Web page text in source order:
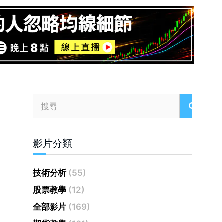
影片分類
技術分析(55)
股票教學 (12)
全部影片 (169)